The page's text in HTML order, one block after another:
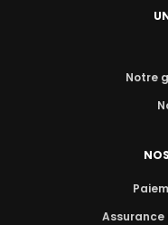
Notre
Assurance